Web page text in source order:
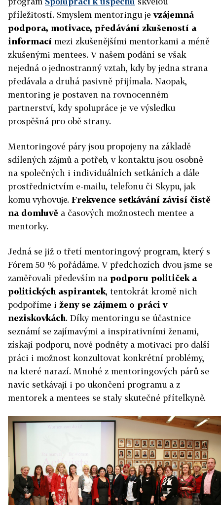
příležitostí. Smyslem mentoringu jevzájemná
podpora, motivace, předávání zkušeností a
informací mezi zkušenějšími mentorkami a méně
zkušenými mentees. V našem podání se však
nejedná o jednostranný vztah, kdy by jedna strana
předávala a druhá pasivně přijímala. Naopak,
mentoring je postaven na rovnocenném
partnerství, kdy spolupráce je ve výsledku
prospěšná pro obě strany.
Mentoringové páry jsou propojeny na základě
sdílených zájmů a potřeb, v kontaktu jsou osobně
na společných i individuálních setkáních a dále
prostřednictvím e-mailu, telefonu či Skypu, jak
komu vyhovuje. Frekvence setkávání závisí čistě
na domluvě a časových možnostech mentee a
mentorky.
Jedná se již o třetí mentoringový program, který s
Fórem 50 % pořádáme. V předchozích dvou jsme se
zaměřovali především na podporu političek a
politických aspirantek, tentokrát kromě nich
podpoříme i ženy se zájmem o práci v
neziskovkách. Díky mentoringu se účastnice
seznámí se zajímavými a inspirativními ženami,
získají podporu, nové podněty a motivaci pro další
práci i možnost konzultovat konkrétní problémy,
na které narazí. Mnohé z mentoringových párů se
navíc setkávají i po ukončení programu a z
mentorek a mentees se staly skutečné přítelkyně.